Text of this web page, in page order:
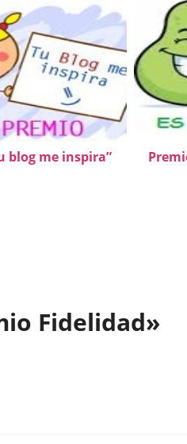
blog me inspira”
Fidelidad»